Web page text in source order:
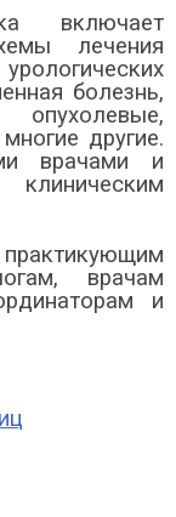
включает
лечения
болезнь,
другие.
врачами и
врачам
и